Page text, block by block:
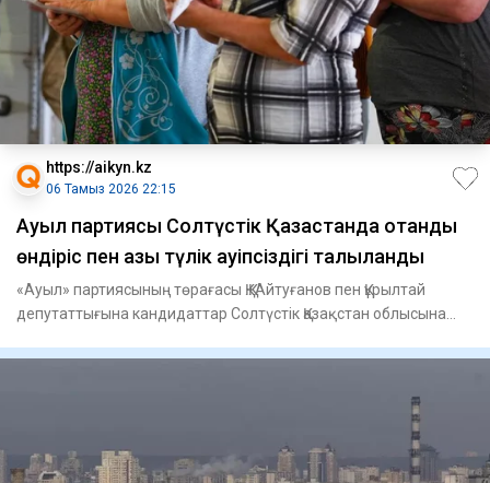
https://aikyn.kz
06 Тамыз 2026 22:15
Ауыл партиясы Солтүстік Қазақстанда отандық
өндіріс пен азық түлік қауіпсіздігі талқыланды
«Ауыл» партиясының төрағасы Қ.Қ. Айтуғанов пен Құрылтай
депутаттығына кандидаттар Солтүстік Қазақстан облысына